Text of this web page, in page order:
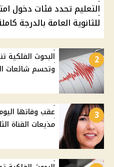
للثانوية العامة بالدرجة
2
البحوث الفلكية
وتحسم شائعات
3
عقب وفاتها
مذيعات القناة